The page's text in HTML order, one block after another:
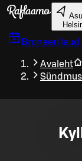
Liigu peamise sisu
Broneeri laud
Avaleht